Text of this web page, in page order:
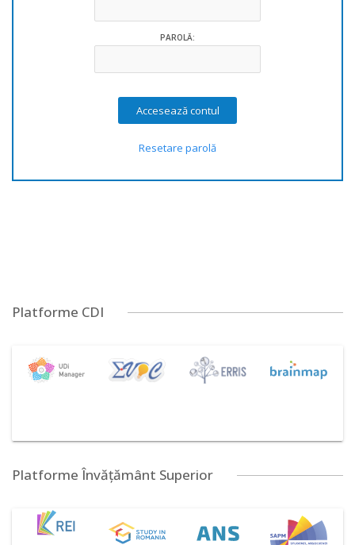
PAROLĂ:
Resetare parolă
Platforme CDI
Platforme Învățământ Superior